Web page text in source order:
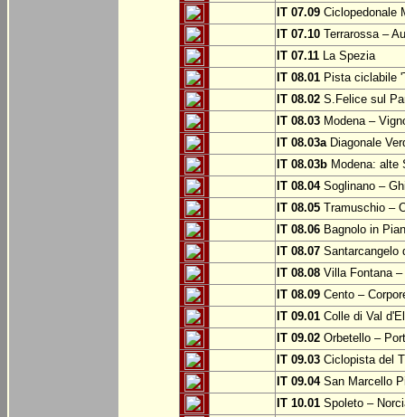
IT 07.09 Ciclopedonale
IT 07.10 Terrarossa –
IT 07.11 La Spezia
IT 08.01 Pista ciclabile
IT 08.02 S.Felice sul
IT 08.03 Modena –
IT 08.03aDiagonale
IT 08.03b Modena: alte
IT 08.04Soglinano –
IT 08.05 Tramuschio –
IT 08.06 Bagnolo in
IT 08.07 Santarcangelo
IT 08.08 Villa Fontana
IT 08.09 Cento –
IT 09.01 Colle di Val
IT 09.02 Orbetello –
IT 09.03 Ciclopista del
IT 09.04San Marcello
IT 10.01 Spoleto –